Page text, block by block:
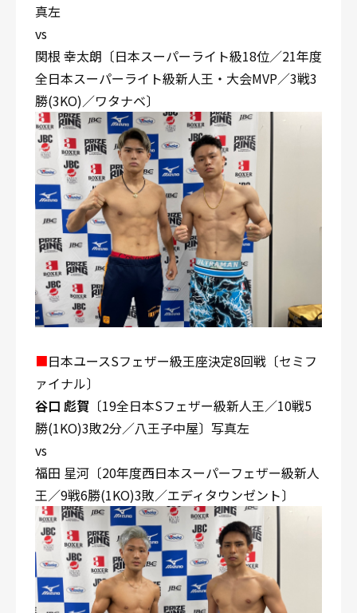
真左
vs
関根 幸太朗〔日本スーパーライト級18位／21年度
全日本スーパーライト級新人王・大会MVP／3戦3
勝(3KO)／ワタナベ〕
■日本ユースSフェザー級王座決定8回戦〔セミフ
ァイナル〕
谷口 彪賀 〔19全日本Sフェザー級新人王／10戦5
勝(1KO)3敗2分／八王子中屋〕写真左
vs
福田 星河〔20年度西日本スーパーフェザー級新人
王／9戦6勝(1KO)3敗／エディタウンゼント〕